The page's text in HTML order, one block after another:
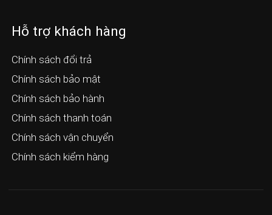
Hỗ trợ khách hàng
Chính sách đổi trả
Chính sách bảo mật
Chính sách bảo hành
Chính sách thanh toán
Chính sách vận chuyển
Chính sách kiểm hàng